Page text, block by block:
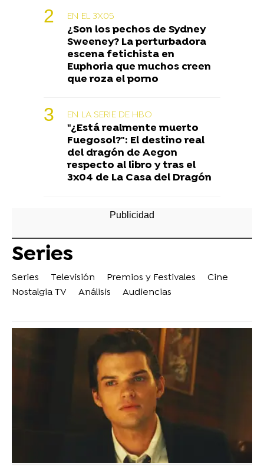
EN EL 3X05
¿Son los pechos de Sydney
Sweeney? La perturbadora
escena fetichista en
Euphoria que muchos creen
que roza el porno
EN LA SERIE DE HBO
"¿Está realmente muerto
Fuegosol?": El destino real
del dragón de Aegon
respecto al libro y tras el
3x04 de La Casa del Dragón
Series
Series Televisión Premios y Festivales
Cine
Nostalgia TV
Análisis Audiencias